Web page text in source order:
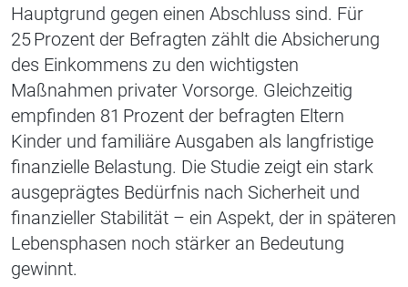
Hauptgrund gegen einen Abschluss sind. Für
25 Prozent der Befragten zählt die Absicherung
des Einkommens zu den wichtigsten
Maßnahmen privater Vorsorge. Gleichzeitig
empfinden 81 Prozent der befragten Eltern
Kinder und familiäre Ausgaben als langfristige
finanzielle Belastung. Die Studie zeigt ein stark
ausgeprägtes Bedürfnis nach Sicherheit und
finanzieller Stabilität – ein Aspekt, der in späteren
Lebensphasen noch stärker an Bedeutung
gewinnt.